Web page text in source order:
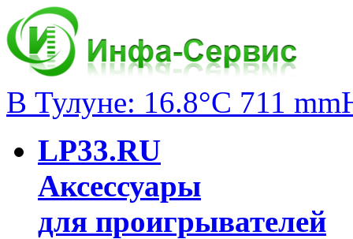
В Тулуне: 16.8°C 711
LP33.RU
Аксессуары
для проигрывателей